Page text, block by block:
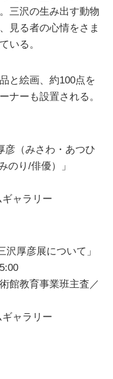
三沢の生み出す動物
見る者の心情をさま
いる。
と絵画、約100点を
ナーも設置される。
彦（みさわ・あつひ
のり/俳優）」
ャラリー
厚彦展について」
館教育事業班主査／
ャラリー